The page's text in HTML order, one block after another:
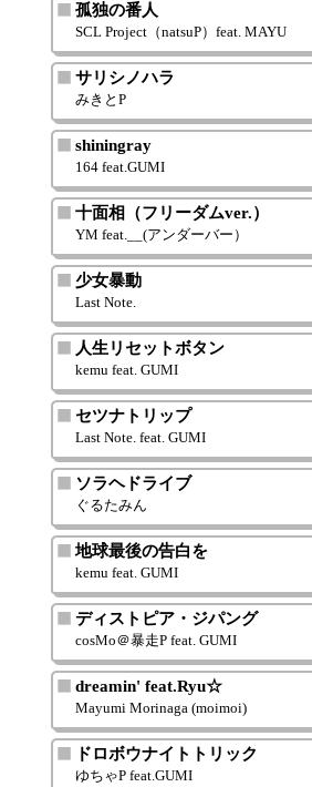
孤独の番人
SCL Project（natsuP）feat. MAYU
サリシノハラ
みきとP
shiningray
164 feat.GUMI
十面相（フリーダムver.）
YM feat.__(アンダーバー）
少女暴動
Last Note.
人生リセットボタン
kemu feat. GUMI
セツナトリップ
Last Note. feat. GUMI
ソラヘドライブ
ぐるたみん
地球最後の告白を
kemu feat. GUMI
ディストピア・ジパング
cosMo＠暴走P feat. GUMI
dreamin' feat.Ryu☆
Mayumi Morinaga (moimoi)
ドロボウナイトトリック
ゆちゃP feat.GUMI